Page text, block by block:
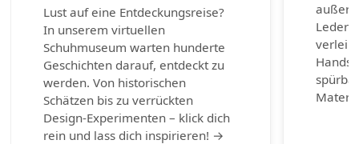
Lust auf eine Entdeckungsreise?
In unserem virtuellen
Schuhmuseum warten hunderte
Geschichten darauf, entdeckt zu
werden. Von historischen
Schätzen bis zu verrückten
Design-Experimenten – klick dich
rein und lass dich inspirieren! →